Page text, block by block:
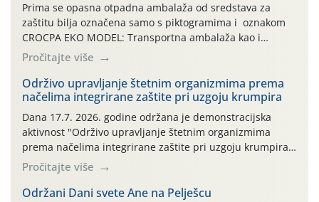
Prima se opasna otpadna ambalaža od sredstava za
zaštitu bilja označena samo s piktogramima i oznakom
CROCPA EKO MODEL: Transportna ambalaža kao i
ambalaža drugih proizvoda koji nisu sredstva za zaštitu
bilja (npr. ambalaža od mineralnih gnojiva,) se ne
prihvaća. Korisnicima je osiguran besplatni povrat
prazne ambalaže isključivo ovih tvrtki: AGROCHEM-MAKS,
AGRONOM, ALBAUGH TKI* (PINUS […]
Pročitajte više
Održivo upravljanje štetnim organizmima prema
načelima integrirane zaštite pri uzgoju krumpira
Dana 17.7. 2026. godine održana je demonstracijska
aktivnost "Održivo upravljanje štetnim organizmima
prema načelima integrirane zaštite pri uzgoju krumpira"
na pokusnom polju "Poredje", kraj naselja Belica (ARKOD
parcela ID 2445031) (središnji dio Međimurske županije).
Pročitajte više
Održani Dani svete Ane na Pelješcu